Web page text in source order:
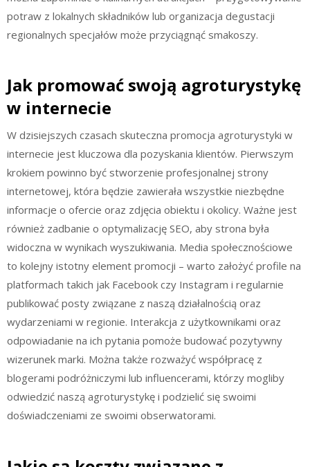
potraw z lokalnych składników lub organizacja degustacji
regionalnych specjałów może przyciągnąć smakoszy.
Jak promować swoją agroturystykę
w internecie
W dzisiejszych czasach skuteczna promocja agroturystyki w
internecie jest kluczowa dla pozyskania klientów. Pierwszym
krokiem powinno być stworzenie profesjonalnej strony
internetowej, która będzie zawierała wszystkie niezbędne
informacje o ofercie oraz zdjęcia obiektu i okolicy. Ważne jest
również zadbanie o optymalizację SEO, aby strona była
widoczna w wynikach wyszukiwania. Media społecznościowe
to kolejny istotny element promocji – warto założyć profile na
platformach takich jak Facebook czy Instagram i regularnie
publikować posty związane z naszą działalnością oraz
wydarzeniami w regionie. Interakcja z użytkownikami oraz
odpowiadanie na ich pytania pomoże budować pozytywny
wizerunek marki. Można także rozważyć współpracę z
blogerami podróżniczymi lub influencerami, którzy mogliby
odwiedzić naszą agroturystykę i podzielić się swoimi
doświadczeniami ze swoimi obserwatorami.